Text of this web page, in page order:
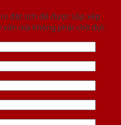
đặt lịch để được sắp xếp
mà không phải chờ đợi.